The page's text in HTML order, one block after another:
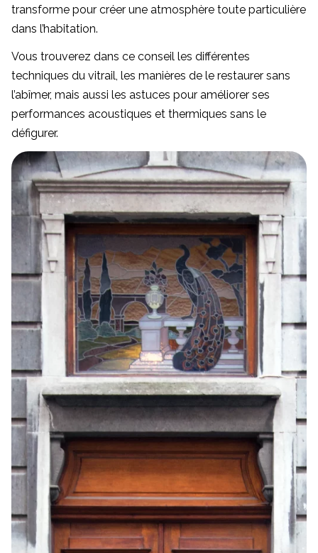
transforme pour créer une atmosphère toute particulière
dans l’habitation.
Vous trouverez dans ce conseil les différentes
techniques du vitrail, les manières de le restaurer sans
l’abîmer, mais aussi les astuces pour améliorer ses
performances acoustiques et thermiques sans le
défigurer.